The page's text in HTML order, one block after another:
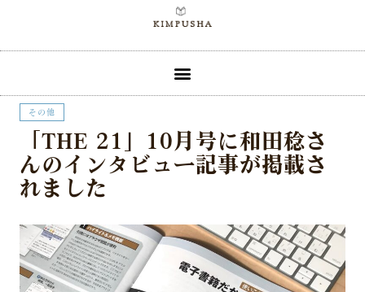
その他​
「THE 21」10月号に和田稔さ
んのインタビュー記事が掲載さ
れました